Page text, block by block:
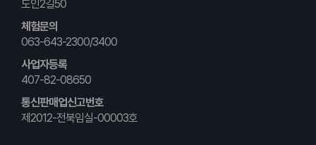
도인2길50
체험문의
063-643-2300/3400
사업자등록
407-82-08650
통신판매업신고번호
제2012-전북임실-00003호